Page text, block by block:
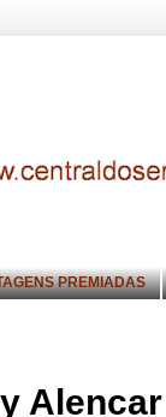
PREMIADAS